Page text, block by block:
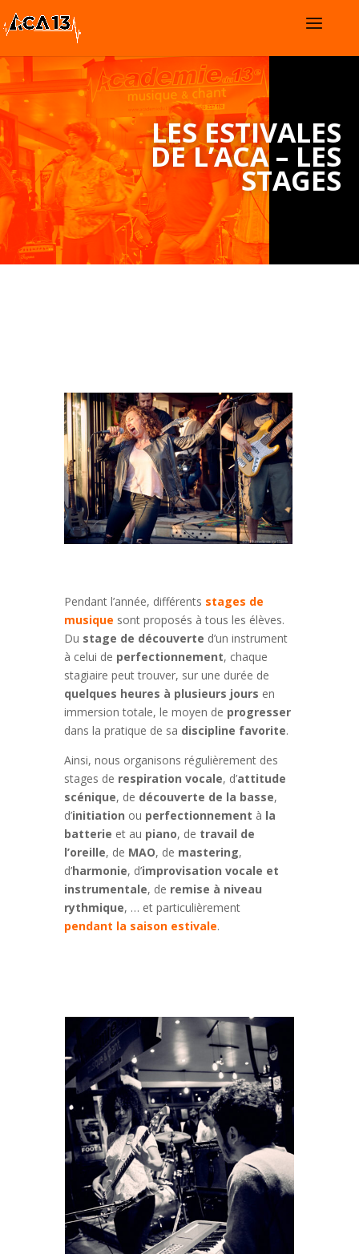
LES ESTIVALES
DE L’ACA – LES
STAGES
Pendant l’année, différents stages de
musique sont proposés à tous les élèves.
Du stage de découverte d’un instrument
à celui de perfectionnement, chaque
stagiaire peut trouver, sur une durée de
quelques heures à plusieurs jours en
immersion totale, le moyen de progresser
dans la pratique de sa discipline favorite.
Ainsi, nous organisons régulièrement des
stages de respiration vocale, d’attitude
scénique, de découverte de la basse,
d’initiation ou perfectionnement à la
batterie et au piano, de travail de
l’oreille, de MAO, de mastering,
d’harmonie, d’improvisation vocale et
instrumentale, de remise à niveau
rythmique, … et particulièrement
pendant la saison estivale.